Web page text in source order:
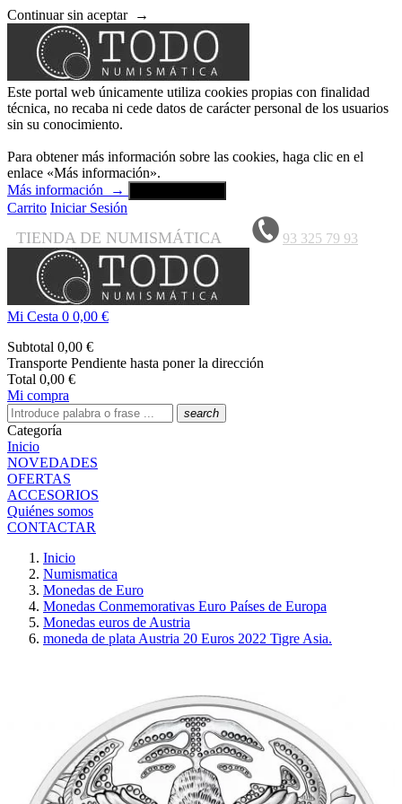
Continuar sin aceptar →
Este portal web únicamente utiliza cookies propias con finalidad
técnica, no recaba ni cede datos de carácter personal de los usuarios
sin su conocimiento.
Para obtener más información sobre las cookies, haga clic en el
enlace «Más información».
Más información
→
Carrito Iniciar Sesión
TIENDA DE NUMISMÁTICA 93 325 79 93
Mi Cesta 0 0,00 €
Subtotal 0,00 €
Transporte Pendiente hasta poner la dirección
Total 0,00 €
Mi compra
search
Categoría
Inicio
NOVEDADES
OFERTAS
ACCESORIOS
Quiénes somos
CONTACTAR
Inicio
Numismatica
Monedas de Euro
Monedas Conmemorativas Euro Países de Europa
Monedas euros de Austria
moneda de plata Austria 20 Euros 2022 Tigre Asia.